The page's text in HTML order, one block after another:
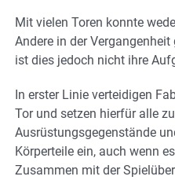
Mit vielen Toren konnte
Andere in der
ist dies jedoch nicht ihre
In erster Linie verteidigen
Tor und setzen hierfür alle
Ausrüstungsgegenstände
Körperteile ein, auch wenn
Zusammen mit der